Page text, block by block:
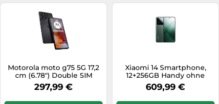
Motorola moto g75 5G 17,2
cm (6.78") Double SIM
hybride Android 14 USB
Type-C 8 Go 256 Go 5000
297,99 €
Xiaomi 14 Smartphone,
12+256GB Handy ohne
Vertrag, 120Hz 6.36''
AMOLED Display,
609,99 €